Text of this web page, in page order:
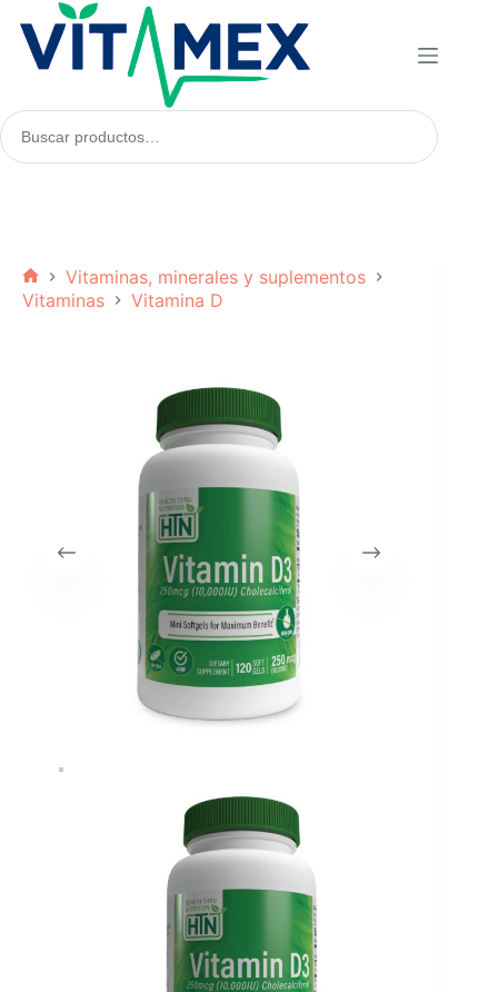
contenido
Buscar
productos:
Inicio
Vitaminas, minerales y suplementos
Vitaminas
Vitamina D